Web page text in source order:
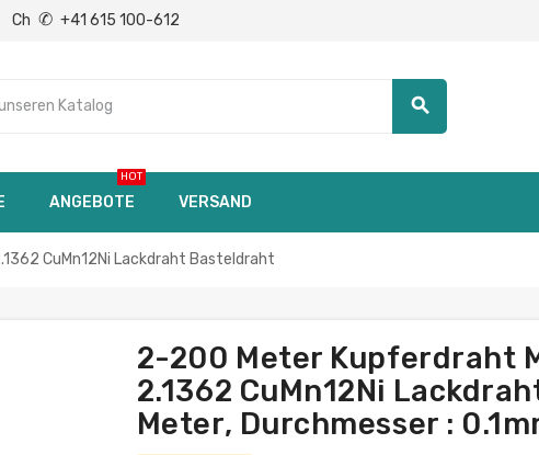
Ch ✆ +41 615 100-612
search
ANGEBOTE
HOT
VERSAND
CuMn12Ni Lackdraht Basteldraht
2-200 Meter Kupferdraht
2.1362 CuMn12Ni
Meter, Durchmesser :